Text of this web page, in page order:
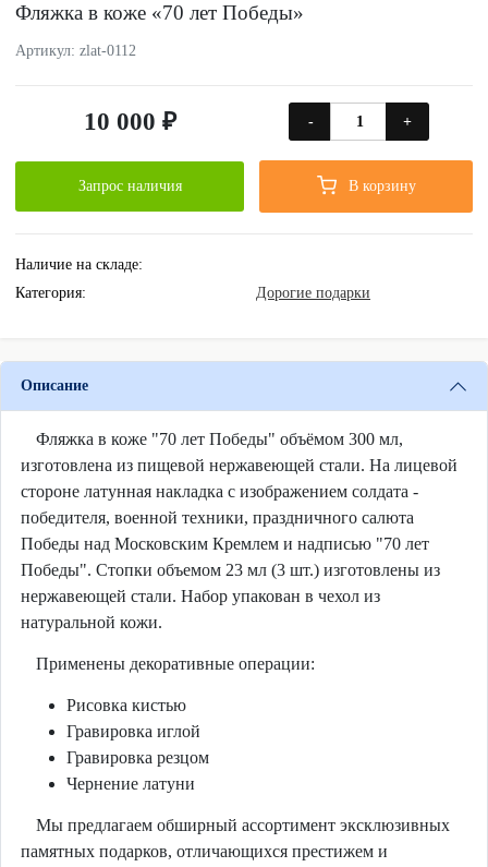
Фляжка в коже «70 лет Победы»
Артикул: zlat-0112
10 000 ₽ - +
Запрос наличия В корзину
Наличие на складе:
Категория:
Дорогие подарки
Описание
Фляжка в коже "70 лет Победы" объёмом 300 мл,
изготовлена из пищевой нержавеющей стали. На лицевой
стороне латунная накладка с изображением солдата -
победителя, военной техники, праздничного салюта
Победы над Московским Кремлем и надписью "70 лет
Победы". Стопки объемом 23 мл (3 шт.) изготовлены из
нержавеющей стали. Набор упакован в чехол из
натуральной кожи.
Применены декоративные операции:
Рисовка кистью
Гравировка иглой
Гравировка резцом
Чернение латуни
Мы предлагаем обширный ассортимент эксклюзивных
памятных подарков, отличающихся престижем и